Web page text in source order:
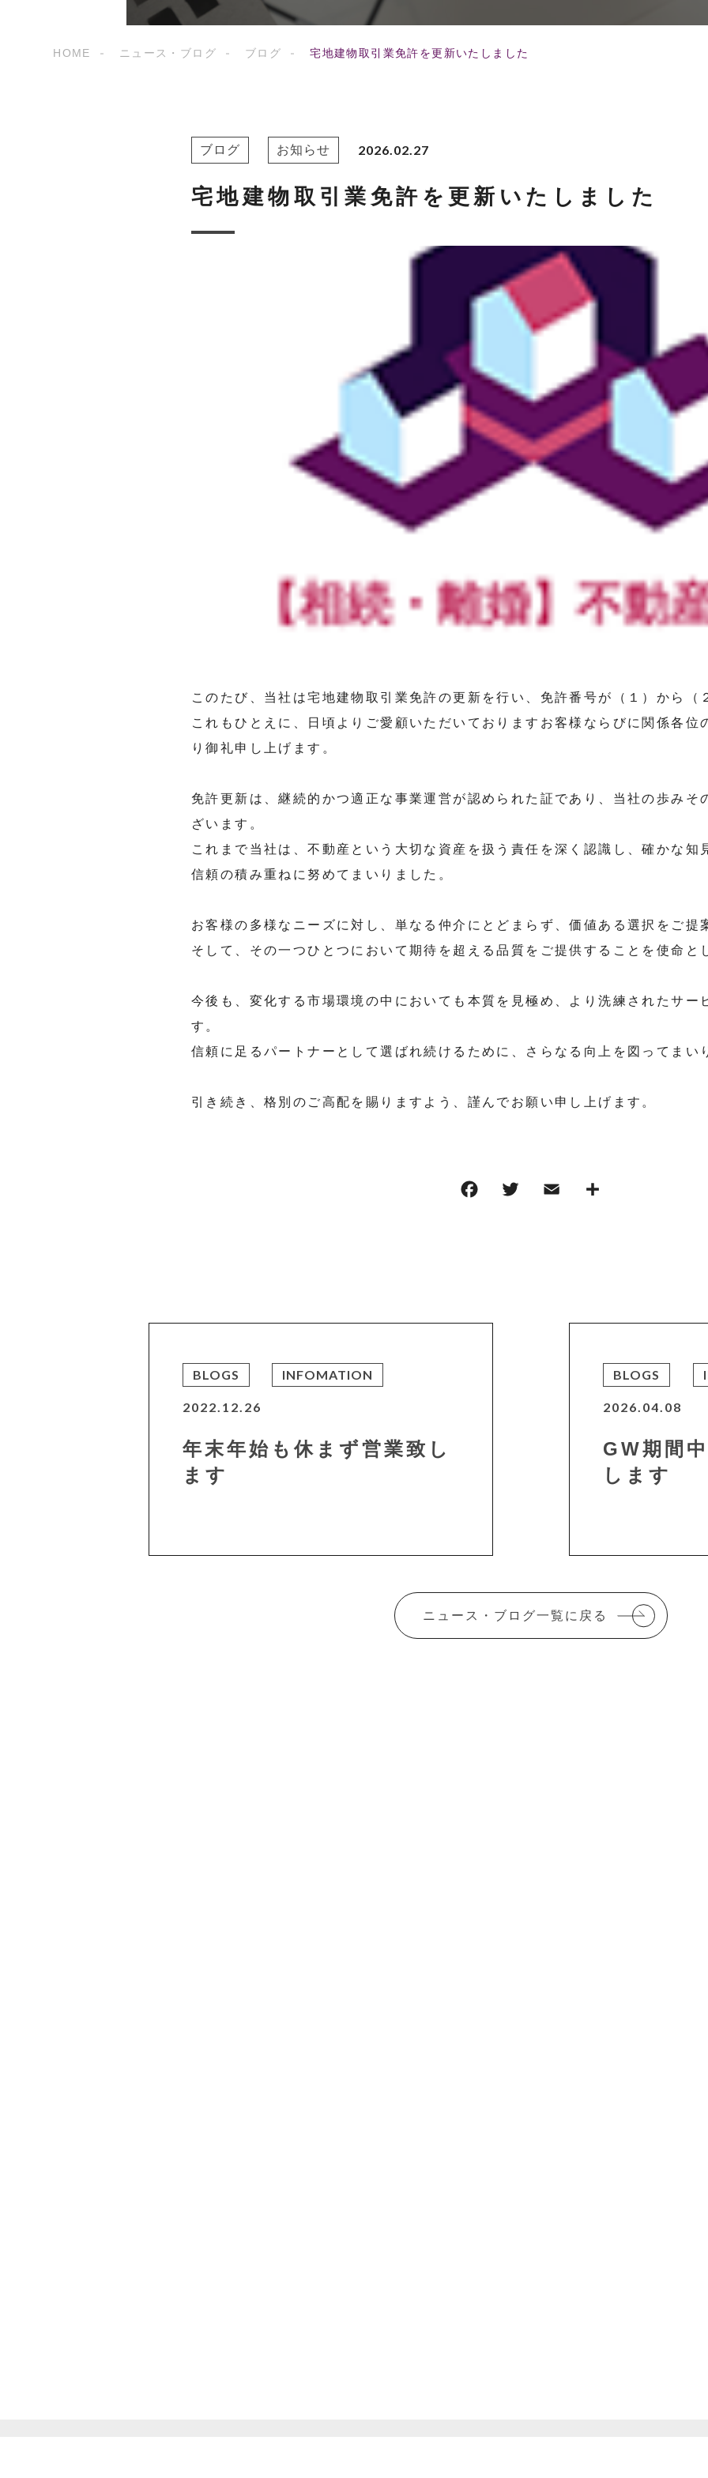
HOME ニュース・ブログ ブログ 宅地建物取引業免許を更新いたしました
ブログ お知らせ 2026.02.27
宅地建物取引業免許を更新いたしました
このたび、当社は宅地建物取引業免許の更新を行い、免許番号が（１）から（
これもひとえに、日頃よりご愛顧いただいておりますお客様ならびに関係各位
り御礼申し上げます。
免許更新は、継続的かつ適正な事業運営が認められた証であり、当社の歩みそ
ざいます。
これまで当社は、不動産という大切な資産を扱う責任を深く認識し、確かな知
信頼の積み重ねに努めてまいりました。
お客様の多様なニーズに対し、単なる仲介にとどまらず、価値ある選択をご提
そして、その一つひとつにおいて期待を超える品質をご提供することを使命と
今後も、変化する市場環境の中においても本質を見極め、より洗練されたサー
す。
信頼に足るパートナーとして選ばれ続けるために、さらなる向上を図ってまい
引き続き、格別のご高配を賜りますよう、謹んでお願い申し上げます。
BLOGS INFOMATION
2022.12.26
年末年始も休まず営業致し
ます
BLOGS
2026.04.08
GW期間
します
ニュース・ブログ一覧に戻る